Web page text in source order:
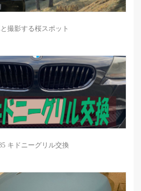
撮影する桜スポット
キドニーグリル交換